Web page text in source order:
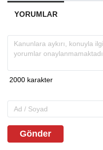
YORUMLAR
Gönder